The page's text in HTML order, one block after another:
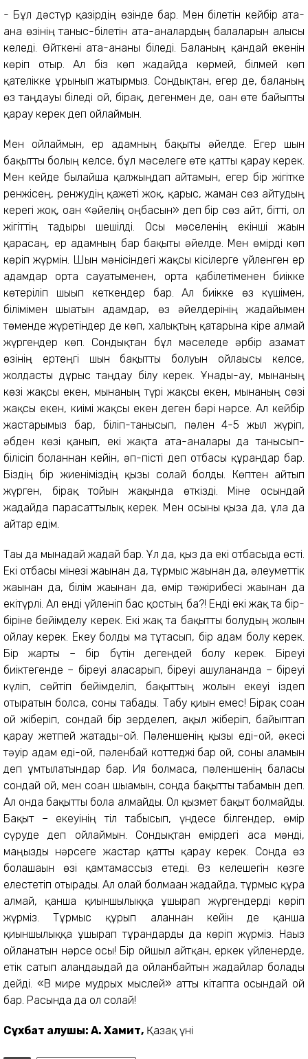
- Бұл дәстүр қазірдің өзінде бар. Мен білетін кейбір ата-
ана өзінің таныс-білетін ата-аналардың балаларын алғысы
келеді. Өйткені ата-ананы біледі. Баланың қандай екенін
көріп отыр. Ал біз көп жағдайда көрмей, білмей көп
қателікке ұрынып жатырмыз. Сондықтан, егер де, баланың
өз таңдауы біледі ғой, бірақ, дегенмен де, оған өте байыпты
қарау керек деп ойлаймын.
Мен ойлаймын, ер адамның бақыты әйелде. Егер шын
бақытты болғың келсе, бұл мәселеге өте қатты қарау керек.
Мен кейде былайша қалжыңдап айтамын, егер бір жігітке
ренжісең, ренжудің қажеті жоқ, қарғыс, жаман сөз айтудың
керегі жоқ, оған «әйелің оңбасын» деп бір сөз айт, бітті, ол
жігіттің тағдыры шешілді. Осы мәселенің екінші жағын
қарасаң, ер адамның бар бақыты әйелде. Мен өмірді көп
көріп жүрмін. Шын мәнісіндегі жақсы кісілерге үйленген ер
адамдар орта сауатыменен, орта қабілетіменен биікке
көтеріліп шығып кеткендер бар. Ал биікке өз күшімен,
білімімен шығатын адамдар, өз әйелдерінің жағдайымен
төменде жүретіндер де көп, халықтың қатарына кіре алмай
жүргендер көп. Сондықтан бұл мәселеде әрбір азамат
өзінің ертеңгі шын бақытты болуын ойлағысы келсе,
жолдасты дұрыс таңдау білу керек. Ұнады-ау, мынаның
көзі жақсы екен, мынаның түрі жақсы екен, мынаның сөзі
жақсы екен, киімі жақсы екен деген бәрі нәрсе. Ал кейбір
жастарымыз бар, біліп-танысып, пәлен 4-5 жыл жүріп,
әбден көзі қанып, екі жақта ата-аналары да танысып-
білісіп болғаннан кейін, әп-пісті деп отбасы құрғандар бар.
Біздің бір жиеніміздің қызы солай болды. Көптен айтып
жүрген, бірақ тойын жақында өткізді. Міне осындай
жағдайда парасаттылық керек. Мен осыны қызға да, ұлға да
айтар едім.
Тағы да мынадай жағдай бар. Ұл да, қыз да екі отбасыда өсті.
Екі отбасы мінезі жағынан да, тұрмыс жағынан да, әлеуметтік
жағынан да, білім жағынан да, өмір тәжірибесі жағынан да
екітүрлі. Ал енді үйленіп бас қостың ба?! Енді екі жақ та бір-
біріне бейімделу керек. Екі жақ та бақытты болудың жолын
ойлау керек. Екеу болды ма тұтасып, бір адам болу керек.
Бір жарты – бір бүтін дегендей болу керек. Біреуі
биіктегенде – біреуі аласарып, біреуі ашуланғанда – біреуі
күліп, сөйтіп бейімделіп, бақыттың жолын екеуі іздеп
отыратын болса, соны табады. Табу қиын емес! Бірақ соған
ой жіберіп, сондай бір зерделеп, ақыл жіберіп, байыптап
қарау жетпей жатады-ғой. Пәленшенің қызы еді-ғой, әкесі
тәуір адам еді-ғой, пәленбай коттеджі бар ғой, соны аламын
деп ұмтылатындар бар. Ия болмаса, пәленшенің баласы
сондай ғой, мен соған шығамын, сонда бақытты табамын деп.
Ал онда бақытты бола алмайды. Ол қызмет бақыт болмайды.
Бақыт – екеуінің тіл табысып, үндесе білгендер, өмір
сүруде деп ойлаймын. Сондықтан өмірдегі аса мәнді,
маңызды нәрсеге жастар қатты қарау керек. Сонда өз
болашағын өзі қамтамассыз етеді. Өз келешегін көзге
елестетіп отырады. Ал олай болмаған жағдайда, тұрмыс құра
алмай, қанша қиыншылыққа ұшырап жүргендерді көріп
жүрміз. Тұрмыс құрып алғаннан кейін де қанша
қиыншылыққа ұшырап тұрғандарды да көріп жүрміз. Нағыз
ойланатын нәрсе осы! Бір ойшыл айтқан, еркек үйленерде,
етік сатып алғандағыдай да ойланбайтын жағдайлар болады
дейді. «В мире мудрых мыслей» атты кітапта осындай ой
бар. Расында да ол солай!
Сұхбат алушы: А. Хамит, Қазақ үні